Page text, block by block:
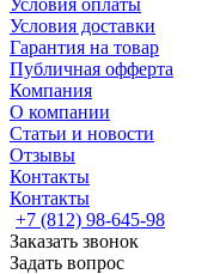
Условия оплаты
Условия доставки
Гарантия на товар
Публичная офферта
Компания
О компании
Статьи и новости
Отзывы
Контакты
Контакты
+7 (812) 98-645-98
Заказать звонок
Задать вопрос